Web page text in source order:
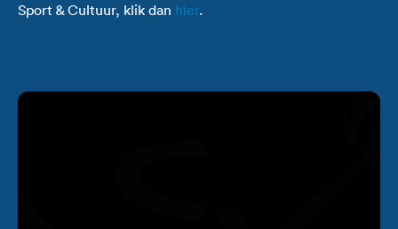
Sport & Cultuur, klik dan hier.